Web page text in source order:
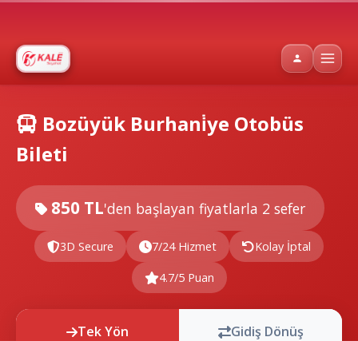
Bozüyük Burhani̇ye Otobüs
Bileti
850 TL'den başlayan fiyatlarla 2 sefer
3D Secure 7/24 Hizmet Kolay İptal
4.7/5 Puan
Tek Yön Gidiş Dönüş